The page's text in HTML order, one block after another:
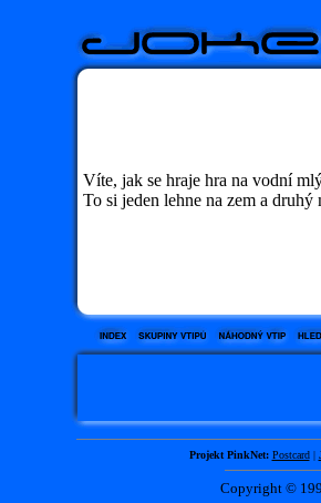
Víte, jak se hraje hra na vodní
To si jeden lehne na zem a druhý
Projekt PinkNet: Postcard|
Copyright ©